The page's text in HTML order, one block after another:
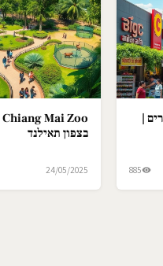
|
885
בצפון תאילנד
24/05/2025